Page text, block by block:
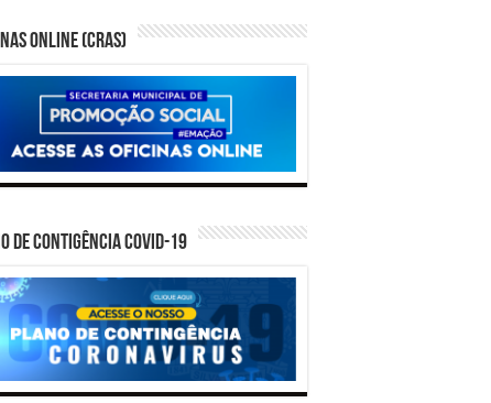
Online (CRAS)
DE CONTIGÊNCIA COVID-19